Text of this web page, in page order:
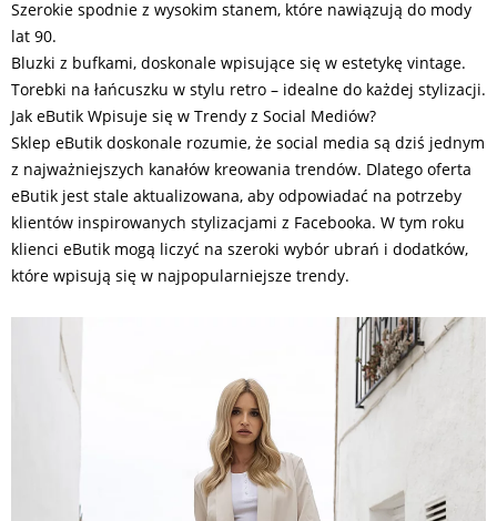
Szerokie spodnie z wysokim stanem, które nawiązują do mody
lat 90.
Bluzki z bufkami, doskonale wpisujące się w estetykę vintage.
Torebki na łańcuszku w stylu retro – idealne do każdej stylizacji.
Jak eButik Wpisuje się w Trendy z Social Mediów?
Sklep eButik doskonale rozumie, że social media są dziś jednym
z najważniejszych kanałów kreowania trendów. Dlatego oferta
eButik jest stale aktualizowana, aby odpowiadać na potrzeby
klientów inspirowanych stylizacjami z Facebooka. W tym roku
klienci eButik mogą liczyć na szeroki wybór ubrań i dodatków,
które wpisują się w najpopularniejsze trendy.